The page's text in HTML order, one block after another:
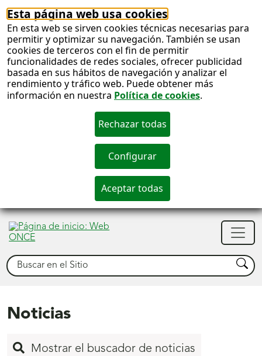
Esta página web usa cookies
En esta web se sirven cookies técnicas necesarias para
permitir y optimizar su navegación. También se usan
cookies de terceros con el fin de permitir
funcionalidades de redes sociales, ofrecer publicidad
basada en sus hábitos de navegación y analizar el
rendimiento y tráfico web. Puede obtener más
información en nuestra Política de cookies.
Buscar Buscar
Noticias
Mostrar el buscador de noticias